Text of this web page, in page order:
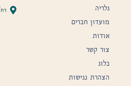
גלריה
מועדון חברים
אודות
צור קשר
בלוג
הצהרת נגישות
רח'